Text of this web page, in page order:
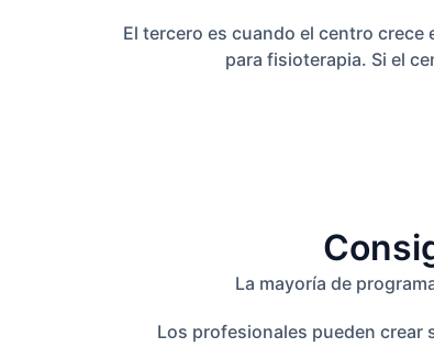
El tercero es cuando el centro
para fisioterapia. Si el
La mayoría de
Los profesionales pueden